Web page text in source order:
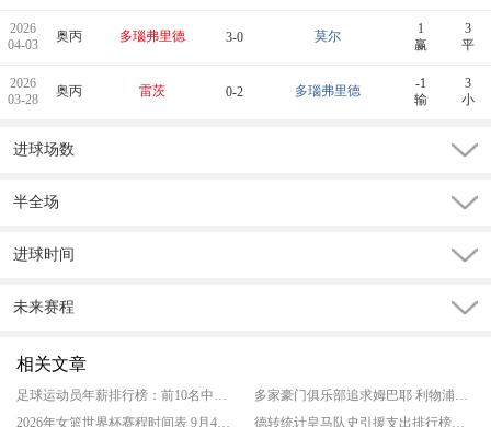
2026
04-03
奥丙 多瑙弗里德 3-0 莫尔
1
赢
3
平
2026
03-28
奥丙 雷茨 0-2 多瑙弗里德
-1
输
3
小
进球场数
半全场
进球时间
未来赛程
相关文章
德转统计皇马队史引援支出排行榜最新一览 迪奥曼德仅落后于贝林厄姆